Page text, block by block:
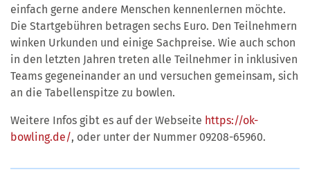
einfach gerne andere Menschen kennenlernen möchte.
Die Startgebühren betragen sechs Euro. Den Teilnehmern
winken Urkunden und einige Sachpreise. Wie auch schon
in den letzten Jahren treten alle Teilnehmer in inklusiven
Teams gegeneinander an und versuchen gemeinsam, sich
an die Tabellenspitze zu bowlen.
Weitere Infos gibt es auf der Webseite https://ok-
bowling.de/, oder unter der Nummer 09208-65960.